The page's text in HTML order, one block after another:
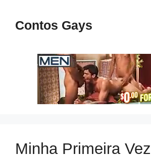
paraContos Gays
Minha Primeira